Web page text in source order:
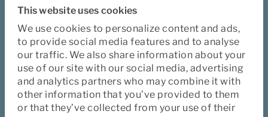
This website uses cookies
We use cookies to personalize content and ads,
to provide social media features and to analyse
our traffic. We also share information about your
use of our site with our social media, advertising
and analytics partners who may combine it with
other information that you’ve provided to them
or that they’ve collected from your use of their
"Annie"
Se filmen där vi visar hur ett
riktigt fall skulle kunna se ut.